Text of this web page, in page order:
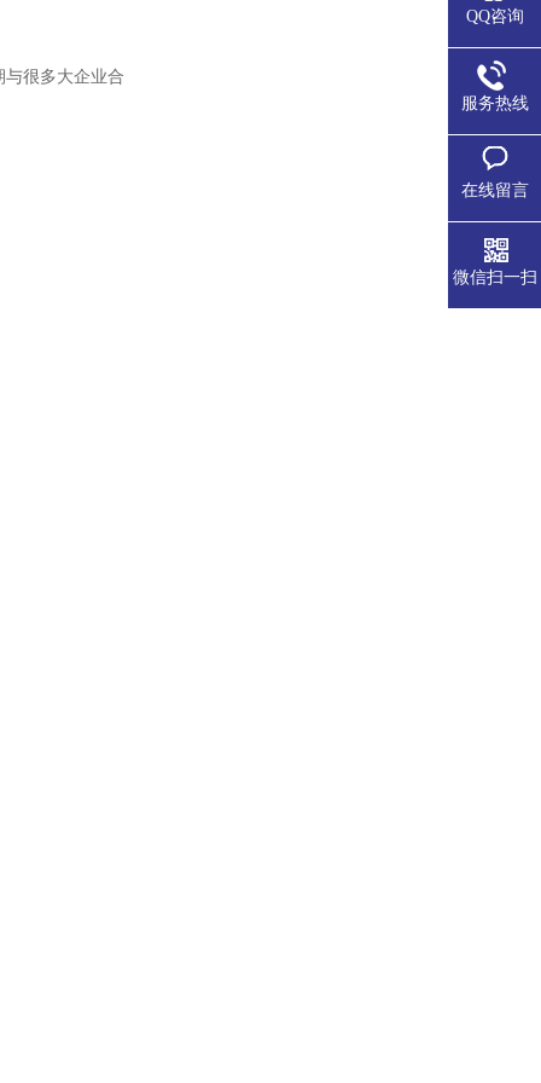
与很多大企业合
QQ咨询
服务热线
在线留言
微信扫一扫